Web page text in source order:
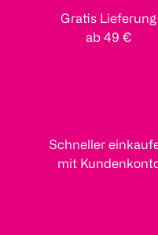
Gratis Lieferung
ab 49 €
Schneller
mit